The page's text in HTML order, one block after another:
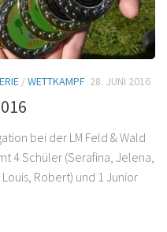
/WETTKAMPF 28. JUNI 2016
bei der LM Feld & Wald
4 Schüler (Serafina, Jelena,
Robert) und 1 Junior